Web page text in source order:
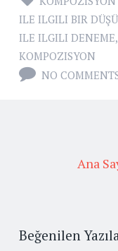
ILE ILGILI BIR
ILE ILGILI DENEME,
KOMPOZISYON
NO
Ana
Beğenilen